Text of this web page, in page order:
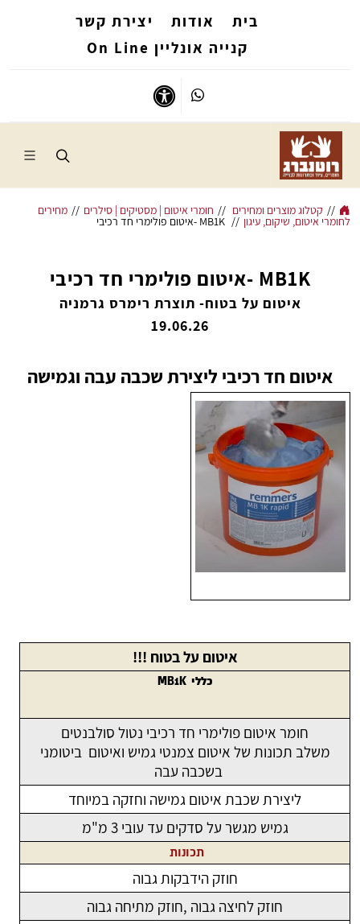
בית אודות
יצירת קשר
קנייה אונליין On Line
Whatsapp
// קטלוג מוצרים ומחירים // חומרי איטום | מסטיקים | סילרים // מחירים
לחומרי איטום, שיקום, עיגון // MB1K -איטום פולימרי חד רכיבי
MB1K -איטום פולימרי חד רכיבי
איטום על בטוח- תוצרת רימרס גרמניה
19.06.26
איטום חד רכיבי ליצירת שכבה עבה וגמישה
איטום על בטוח !!!
כללי MB1K
חומר איטום פולימרי חד רכיבי נטול סולבנטים
משלב תכונות של איטום צמנטי גמיש ואיטום ביטומני
בשכבה עבה
ליצירת שכבת איטום גמישה וחזקה במיוחד
גמיש מגשר על סדקים עד עובי 3 מ"מ
תכונות
חוזק הידבקות גבוה
חוזק לחיצה גבוה ,חוזק מתיחה גבוה